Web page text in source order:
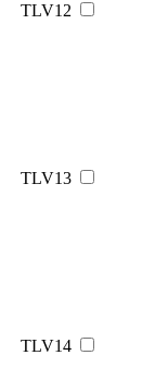
TLV12
TLV13
TLV14